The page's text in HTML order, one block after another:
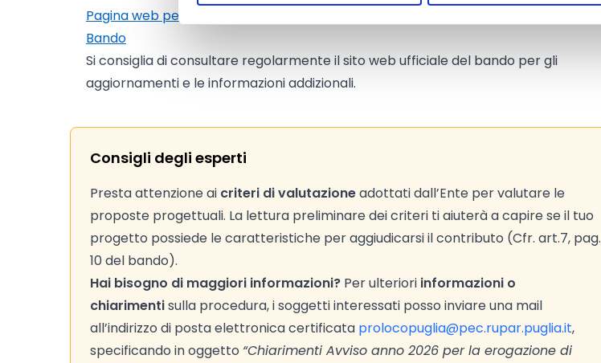
Pagina web per formulari e documenti
Bando
Si consiglia di consultare regolarmente il sito web ufficiale del bando per gli
aggiornamenti e le informazioni addizionali.
Consigli degli esperti
Presta attenzione ai criteri di valutazioneadottati dall’Ente per valutare le
proposte progettuali. La lettura preliminare dei criteri ti aiuterà a capire se il tuo
progetto possiede le caratteristiche per aggiudicarsi il contributo (Cfr. art.7, pag.
10 del bando).
Hai bisogno di maggiori informazioni? Per ulteriori informazioni o
chiarimentisulla procedura, i soggetti interessati posso inviare una mail
all’indirizzo di posta elettronica certificata prolocopuglia@pec.rupar.puglia.it,
specificando in oggetto “Chiarimenti Avviso anno 2026 per la erogazione di